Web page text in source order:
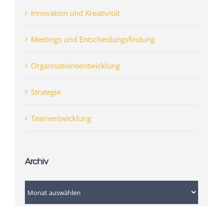
Innovation und Kreativität
Meetings und Entscheidungsfindung
Organisationsentwicklung
Strategie
Teamentwicklung
Archiv
Archiv